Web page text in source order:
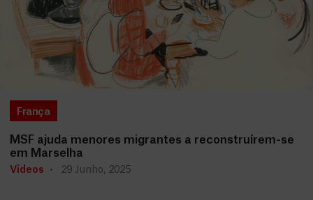
França
MSF ajuda menores migrantes a reconstruírem-se
em Marselha
Vídeos 29 Junho, 2025